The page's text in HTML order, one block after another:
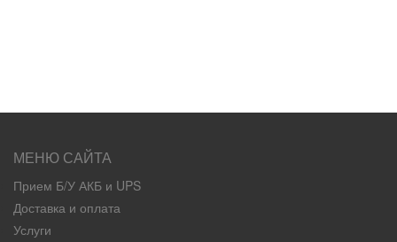
МЕНЮ САЙТА
Прием Б/У АКБ и UPS
Доставка и оплата
Услуги